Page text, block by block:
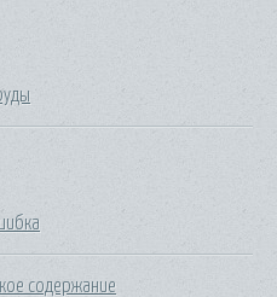
содержание